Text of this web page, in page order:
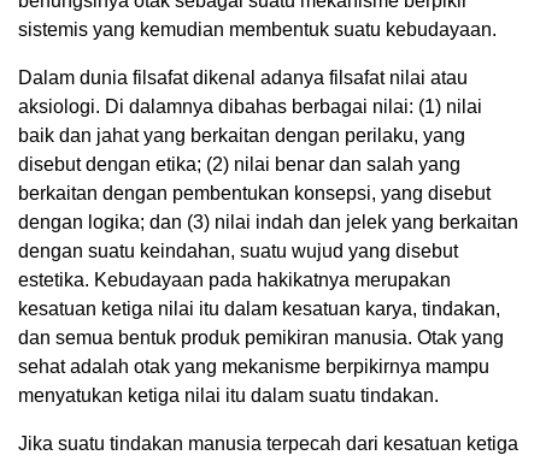
sistemis yang kemudian membentuk suatu kebudayaan.
Dalam dunia filsafat dikenal adanya filsafat nilai atau
aksiologi. Di dalamnya dibahas berbagai nilai: (1) nilai
baik dan jahat yang berkaitan dengan perilaku, yang
disebut dengan etika; (2) nilai benar dan salah yang
berkaitan dengan pembentukan konsepsi, yang disebut
dengan logika; dan (3) nilai indah dan jelek yang berkaitan
dengan suatu keindahan, suatu wujud yang disebut
estetika. Kebudayaan pada hakikatnya merupakan
kesatuan ketiga nilai itu dalam kesatuan karya, tindakan,
dan semua bentuk produk pemikiran manusia. Otak yang
sehat adalah otak yang mekanisme berpikirnya mampu
menyatukan ketiga nilai itu dalam suatu tindakan.
Jika suatu tindakan manusia terpecah dari kesatuan ketiga